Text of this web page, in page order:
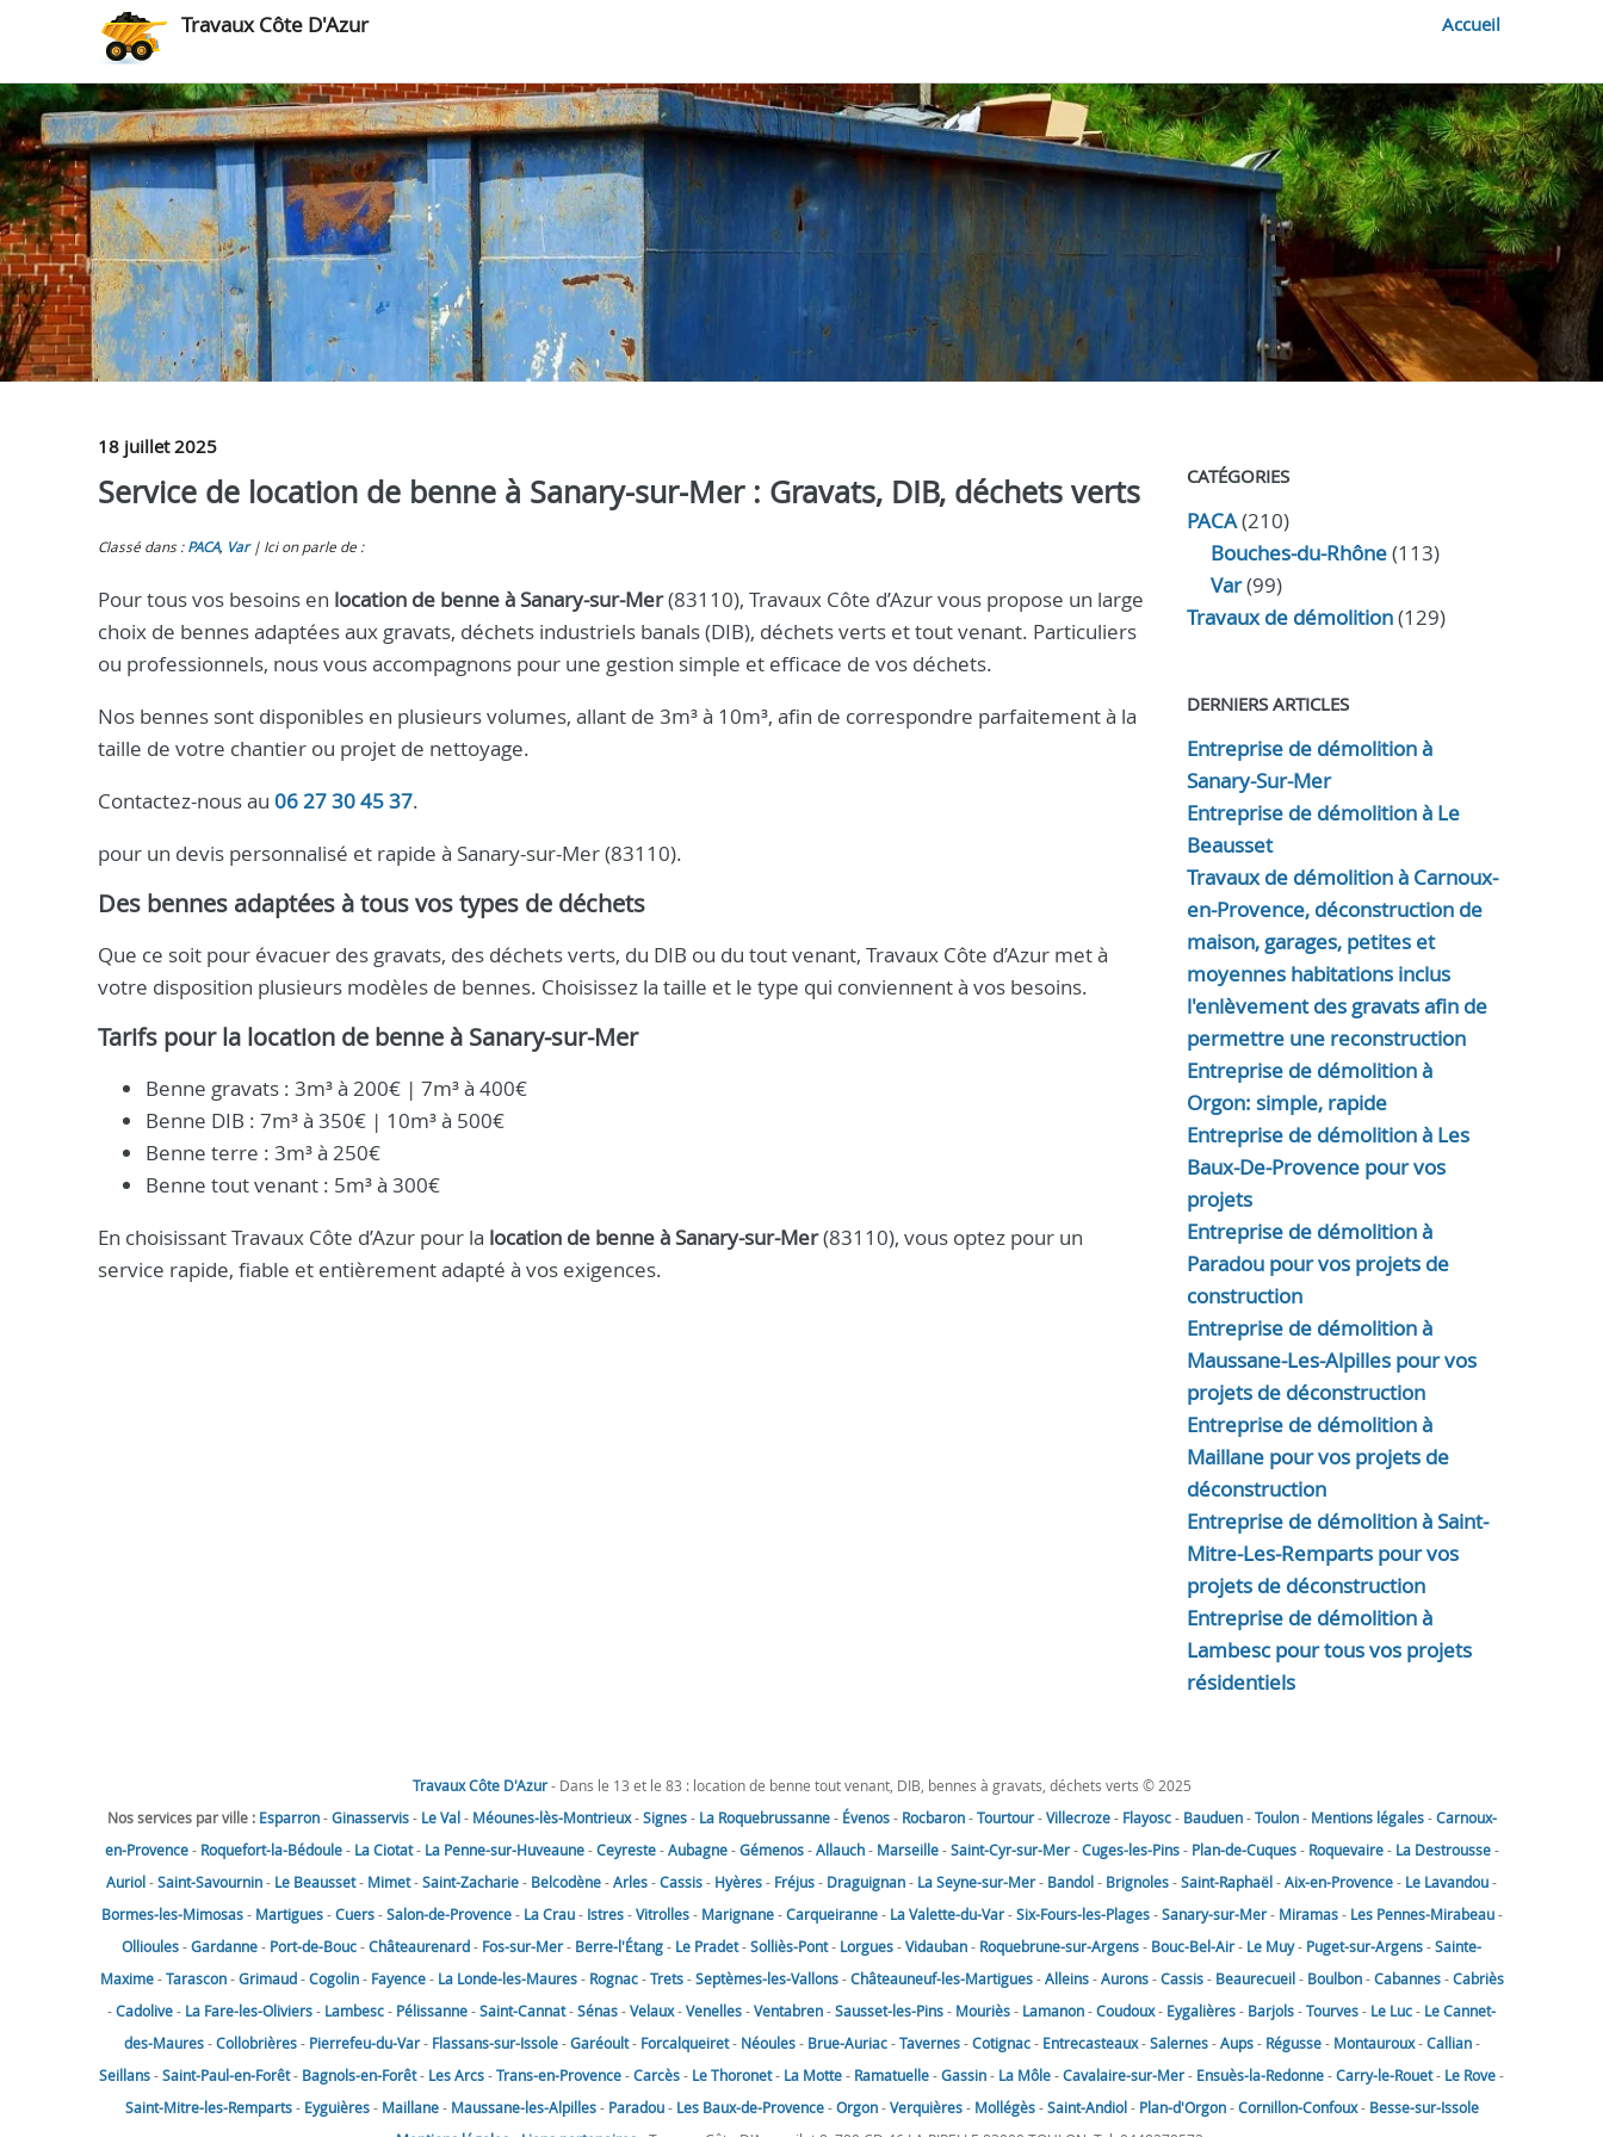
Travaux Côte D'Azur Accueil
18 juillet 2025
Service de location de benne à Sanary-sur-Mer : Gravats, DIB, déchets verts
Classé dans : PACA, Var Ici on parle de :
Pour tous vos besoins en location de benne à Sanary-sur-Mer(83110), Travaux Côte d’Azur vous propose un large
choix de bennes adaptées aux gravats, déchets industriels banals (DIB), déchets verts et tout venant. Particuliers
ou professionnels, nous vous accompagnons pour une gestion simple et efficace de vos déchets.
Nos bennes sont disponibles en plusieurs volumes, allant de 3m³ à 10m³, afin de correspondre parfaitement à la
taille de votre chantier ou projet de nettoyage.
Contactez-nous au 06 27 30 45 37.
pour un devis personnalisé et rapide à Sanary-sur-Mer (83110).
Des bennes adaptées à tous vos types de déchets
Que ce soit pour évacuer des gravats, des déchets verts, du DIB ou du tout venant, Travaux Côte d’Azur met à
votre disposition plusieurs modèles de bennes. Choisissez la taille et le type qui conviennent à vos besoins.
Tarifs pour la location de benne à Sanary-sur-Mer
Benne gravats : 3m³ à 200€ | 7m³ à 400€
Benne DIB : 7m³ à 350€ | 10m³ à 500€
Benne terre : 3m³ à 250€
Benne tout venant : 5m³ à 300€
En choisissant Travaux Côte d’Azur pour la location de benne à Sanary-sur-Mer(83110), vous optez pour un
service rapide, fiable et entièrement adapté à vos exigences.
CATÉGORIES
PACA(210)
Bouches-du-Rhône(113)
Var(99)
Travaux de démolition(129)
DERNIERS ARTICLES
Entreprise de démolition à
Sanary-Sur-Mer
Entreprise de démolition à Le
Beausset
Travaux de démolition à Carnoux-
en-Provence, déconstruction de
maison, garages, petites et
moyennes habitations inclus
l'enlèvement des gravats afin de
permettre une reconstruction
Entreprise de démolition à
Orgon: simple, rapide
Entreprise de démolition à Les
Baux-De-Provence pour vos
projets
Entreprise de démolition à
Paradou pour vos projets de
construction
Entreprise de démolition à
Maussane-Les-Alpilles pour vos
projets de déconstruction
Entreprise de démolition à
Maillane pour vos projets de
déconstruction
Entreprise de démolition à Saint-
Mitre-Les-Remparts pour vos
projets de déconstruction
Entreprise de démolition à
Lambesc pour tous vos projets
résidentiels
Travaux Côte D'Azur- Dans le 13 et le 83 : location de benne tout venant, DIB, bennes à gravats, déchets verts © 2025
Nos services par ville : Esparron-Ginasservis- Le Val- Méounes-lès-Montrieux-Signes- La Roquebrussanne- Évenos- Rocbaron-Tourtour-Villecroze- Flayosc- Bauduen-Toulon- Mentions légales-Carnoux-
en-Provence- Roquefort-la-Bédoule- La Ciotat- La Penne-sur-Huveaune-Ceyreste-Aubagne-Gémenos-Allauch- Marseille-Saint-Cyr-sur-Mer-Cuges-les-Pins- Plan-de-Cuques- Roquevaire- La Destrousse-
Auriol-Saint-Savournin- Le Beausset- Mimet-Saint-Zacharie- Belcodène-Arles-Cassis- Hyères- Fréjus- Draguignan- La Seyne-sur-Mer- Bandol- Brignoles-Saint-Raphaël-Aix-en-Provence- Le Lavandou-
Bormes-les-Mimosas- Martigues-Cuers-Salon-de-Provence- La Crau- Istres-Vitrolles- Marignane-Carqueiranne- La Valette-du-Var-Six-Fours-les-Plages-Sanary-sur-Mer- Miramas- Les Pennes-Mirabeau-
Ollioules-Gardanne- Port-de-Bouc-Châteaurenard- Fos-sur-Mer- Berre-l'Étang- Le Pradet-Solliès-Pont- Lorgues-Vidauban- Roquebrune-sur-Argens- Bouc-Bel-Air- Le Muy- Puget-sur-Argens-Sainte-
Maxime-Tarascon-Grimaud-Cogolin- Fayence- La Londe-les-Maures- Rognac-Trets-Septèmes-les-Vallons-Châteauneuf-les-Martigues-Alleins-Aurons-Cassis- Beaurecueil- Boulbon-Cabannes-Cabriès
-Cadolive- La Fare-les-Oliviers- Lambesc- Pélissanne-Saint-Cannat-Sénas-Velaux-Venelles-Ventabren-Sausset-les-Pins- Mouriès- Lamanon-Coudoux- Eygalières- Barjols-Tourves- Le Luc- Le Cannet-
des-Maures-Collobrières- Pierrefeu-du-Var- Flassans-sur-Issole-Garéoult- Forcalqueiret- Néoules- Brue-Auriac-Tavernes-Cotignac- Entrecasteaux-Salernes-Aups- Régusse- Montauroux-Callian-
Seillans-Saint-Paul-en-Forêt- Bagnols-en-Forêt- Les Arcs-Trans-en-Provence-Carcès- Le Thoronet- La Motte- Ramatuelle-Gassin- La Môle-Cavalaire-sur-Mer- Ensuès-la-Redonne-Carry-le-Rouet- Le Rove-
Saint-Mitre-les-Remparts- Eyguières- Maillane- Maussane-les-Alpilles- Paradou- Les Baux-de-Provence-Orgon-Verquières- Mollégès-Saint-Andiol- Plan-d'Orgon-Cornillon-Confoux- Besse-sur-Issole